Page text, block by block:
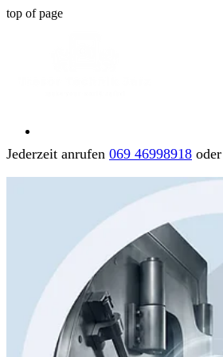
top of page
Jederzeit anrufen 069 46998918 oder